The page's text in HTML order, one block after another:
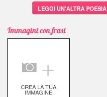
LEGGI UN'ALTRA POESIA
Immagini con frasi
＋
CREA LA TUA
IMMAGINE